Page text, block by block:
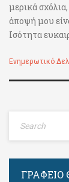
μερικά
άποψή μου
Ισότητα
Ενημερωτικό
ΓΡΑΦΕΊΟ